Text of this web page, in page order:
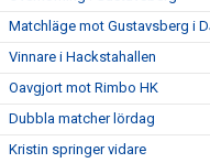
Matchläge mot Gustavsberg i
Vinnare i Hackstahallen
Oavgjort mot Rimbo HK
Dubbla matcher lördag
Kristin springer vidare